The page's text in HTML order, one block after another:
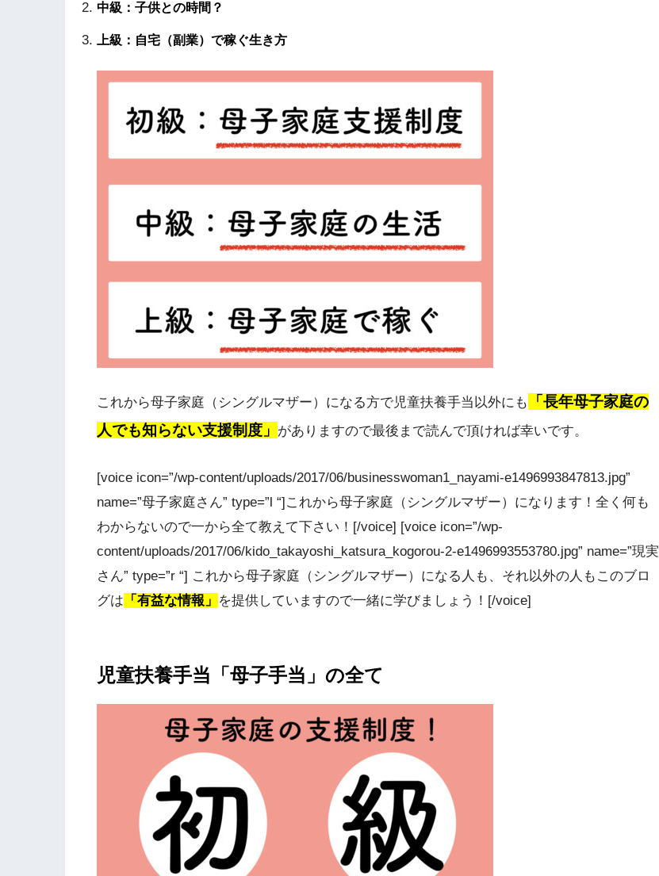
中級：子供との時間？
上級：自宅（副業）で稼ぐ生き方
これから母子家庭（シングルマザー）になる方で児童扶養手当以外にも
「長年母子家庭の
人でも知らない支援制度」 がありますので最後まで読んで頂ければ幸いです。
[voice icon=”/wp-content/uploads/2017/06/businesswoman1_nayami-e1496993847813.jpg”
name=”母子家庭さん” type=”l “]これから母子家庭（シングルマザー）になります！全く何も
わからないので一から全て教えて下さい！[/voice] [voice icon=”/wp-
content/uploads/2017/06/kido_takayoshi_katsura_kogorou-2-e1496993553780.jpg” name=”現実
さん” type=”r “] これから母子家庭（シングルマザー）になる人も、それ以外の人もこのブロ
グは 「有益な情報」 を提供していますので一緒に学びましょう！[/voice]
児童扶養手当「母子手当」の全て